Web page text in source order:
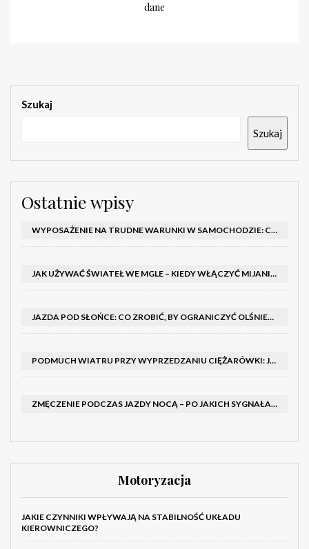
dane
Szukaj
Szukaj
Ostatnie wpisy
WYPOSAŻENIE NA TRUDNE WARUNKI W SAMOCHODZIE: CO MIEĆ ZIMĄ, W TRASIE I NA WYPADEK AWARII
JAK UŻYWAĆ ŚWIATEŁ WE MGLE – KIEDY WŁĄCZYĆ MIJANIA I PRZECIWMGIELNE ORAZ CZEGO NIE ROBIĆ
JAZDA POD SŁOŃCE: CO ZROBIĆ, BY OGRANICZYĆ OLŚNIENIE I POPRAWIĆ WIDOCZNOŚĆ
PODMUCH WIATRU PRZY WYPRZEDZANIU CIĘŻARÓWKI: JAK UTRZYMAĆ TOR JAZDY I OPANOWAĆ AUTO
ZMĘCZENIE PODCZAS JAZDY NOCĄ – PO JAKICH SYGNAŁACH ROZPOZNAĆ SENNOŚĆ ZA KIEROWNICĄ I KIEDY ZROBIĆ PRZERWĘ
Motoryzacja
JAKIE CZYNNIKI WPŁYWAJĄ NA STABILNOŚĆ UKŁADU
KIEROWNICZEGO?